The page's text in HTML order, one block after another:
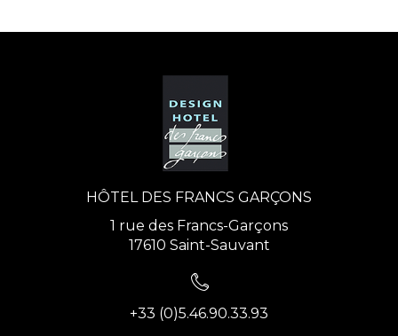
HÔTEL DES FRANCS GARÇONS
1 rue des Francs-Garçons
17610 Saint-Sauvant
+33 (0)5.46.90.33.93